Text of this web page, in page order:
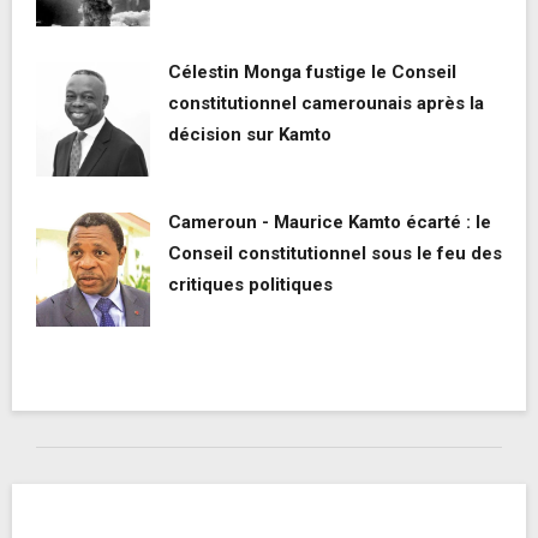
Célestin Monga fustige le Conseil
constitutionnel camerounais après la
décision sur Kamto
Cameroun - Maurice Kamto écarté : le
Conseil constitutionnel sous le feu des
critiques politiques